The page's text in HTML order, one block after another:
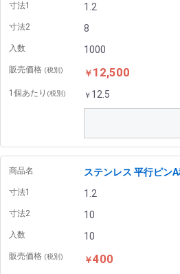
寸法1 1.2
寸法2 8
入数 1000
販売価格 (税別) ￥ 12,500
1個あたり (税別) ￥ 12.5
商品名 ステンレス 平行ピン
寸法1 1.2
寸法2 10
入数 10
販売価格 (税別) ￥400